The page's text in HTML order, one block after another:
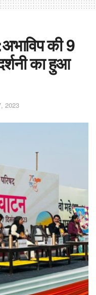
की 9
का हुआ
2023